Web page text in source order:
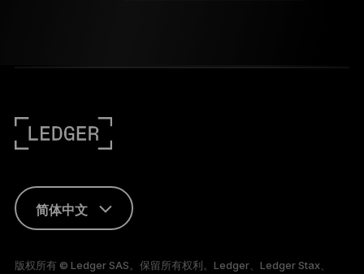
简体中文
版权所有 © Ledger SAS。保留所有权利。Ledger、Ledger Stax、